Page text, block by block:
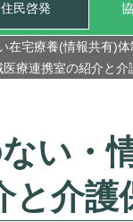
民啓発
在宅療養(情報共有)
療連携室の紹介と
ない・
と介